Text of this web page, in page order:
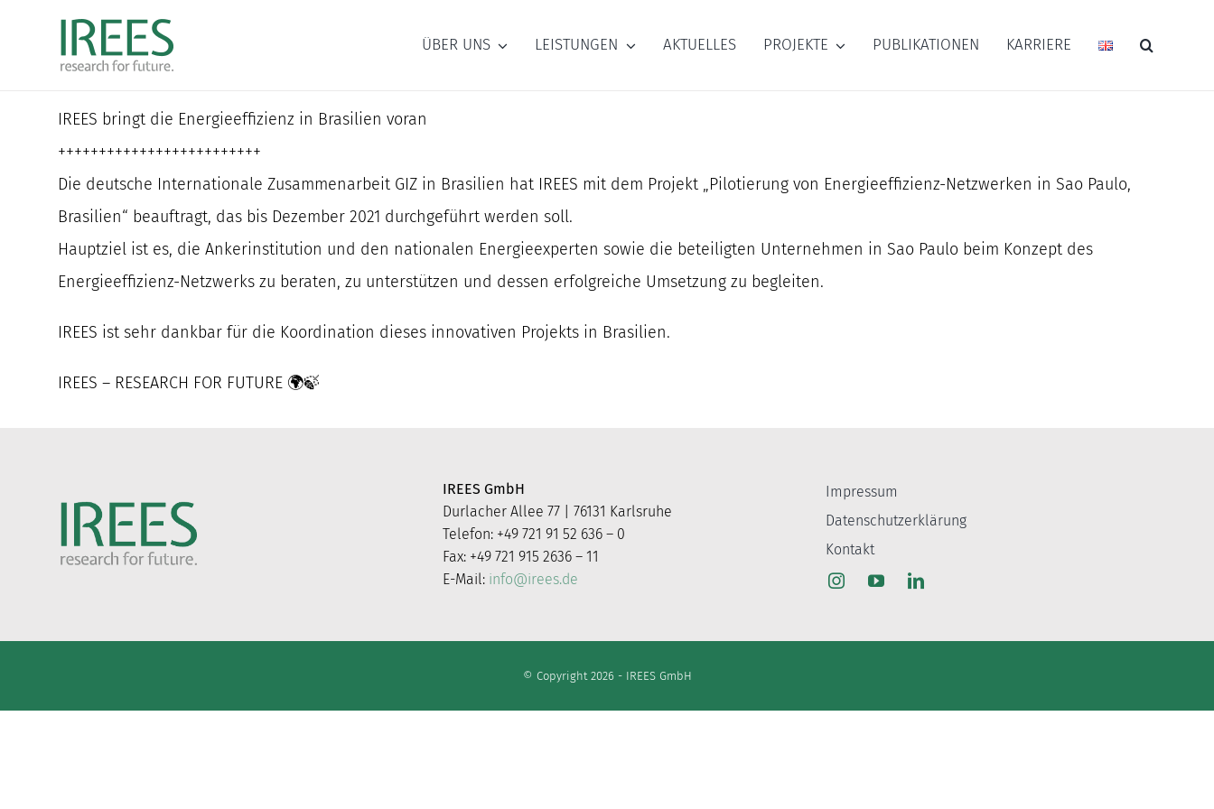
ÜBER UNS LEISTUNGEN AKTUELLES PROJEKTE PUBLIKATIONEN KARRIERE
IREES bringt die Energieeffizienz in Brasilien voran
+++++++++++++++++++++++++
Die deutsche Internationale Zusammenarbeit GIZ in Brasilien hat IREES mit dem Projekt „Pilotierung von Energieeffizienz-Netzwerken in Sao Paulo,
Brasilien“ beauftragt, das bis Dezember 2021 durchgeführt werden soll.
Hauptziel ist es, die Ankerinstitution und den nationalen Energieexperten sowie die beteiligten Unternehmen in Sao Paulo beim Konzept des
Energieeffizienz-Netzwerks zu beraten, zu unterstützen und dessen erfolgreiche Umsetzung zu begleiten.
IREES ist sehr dankbar für die Koordination dieses innovativen Projekts in Brasilien.
IREES – RESEARCH FOR FUTURE 🌍🍃
IREES GmbH
Durlacher Allee 77 | 76131 Karlsruhe
Telefon: +49 721 91 52 636 – 0
Fax: +49 721 915 2636 – 11
E-Mail: info@irees.de
Impressum
Datenschutzerklärung
Kontakt
© Copyright 2026 - IREES GmbH